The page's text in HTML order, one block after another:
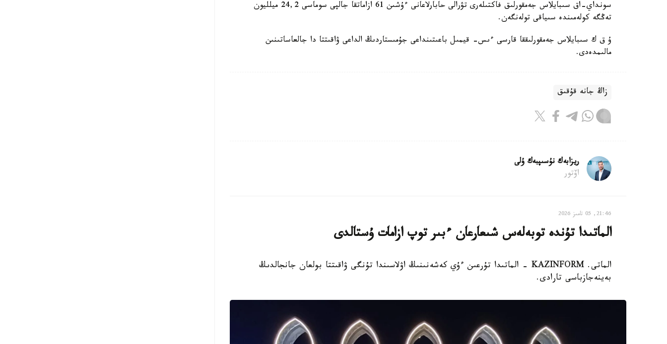
سونداي-اق سىبايلاس جەمقورلىق فاكتىلەرى تۋرالى حابارلاعانى ءۇشىن 61 ازاماتقا جالپى سوماسى 24,2 ميلليون
تەڭگە كولەمىندە سىياقى تولەنگەن.
ۇ ق ك سىبايلاس جەمقورلىققا قارسى ءىس- قيمىل باعىتىنداعى جۇمىستاردىڭ الداعى ۋاقىتتا دا جالعاساتىنىن
مالىمدەدى.
زاڭ جانە قۇقىق
ريزابەك نۇسىپبەك ۇلى
اۆتور
21:46, 05 تامىز 2026
الماتىدا تۇندە توبەلەس شىعارعان ءبىر توپ ازامات ۇستالدى
الماتى. KAZINFORM - الماتىدا تۇرعىن ءۇي كەشەنىنىڭ اۋلاسىندا تۇنگى ۋاقىتتا بولعان جانجالدىڭ
بەينەجازباسى تارادى.